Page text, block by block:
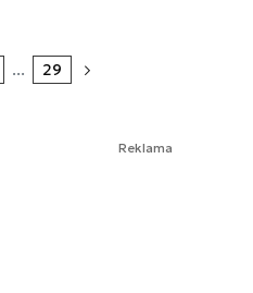
... 29
Reklama